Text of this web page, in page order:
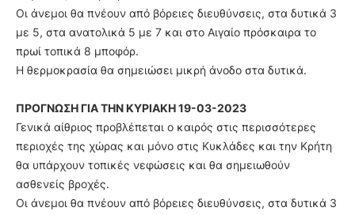
Οι άνεμοι θα πνέουν από βόρειες διευθύνσεις, στα δυτικά 3
με 5, στα ανατολικά 5 με 7 και στο Αιγαίο πρόσκαιρα το
πρωί τοπικά 8 μποφόρ.
Η θερμοκρασία θα σημειώσει μικρή άνοδο στα δυτικά.
ΠΡΟΓΝΩΣΗ ΓΙΑ ΤΗΝ ΚΥΡΙΑΚΗ 19-03-2023
Γενικά αίθριος προβλέπεται ο καιρός στις περισσότερες
περιοχές της χώρας και μόνο στις Κυκλάδες και την Κρήτη
θα υπάρχουν τοπικές νεφώσεις και θα σημειωθούν
ασθενείς βροχές.
Οι άνεμοι θα πνέουν από βόρειες διευθύνσεις, στα δυτικά 3